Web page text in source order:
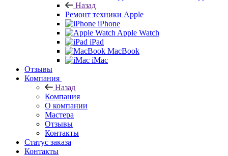
Назад
Ремонт техники Apple
iPhone
Apple Watch
iPad
MacBook
iMac
Отзывы
Компания
Назад
Компания
О компании
Мастера
Отзывы
Контакты
Статус заказа
Контакты